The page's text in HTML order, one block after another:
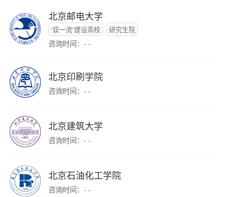
北京邮电大学
“双一流”建设高校 研究生院
咨询时间：- -
北京印刷学院
咨询时间：- -
北京建筑大学
咨询时间：- -
北京石油化工学院
咨询时间：- -